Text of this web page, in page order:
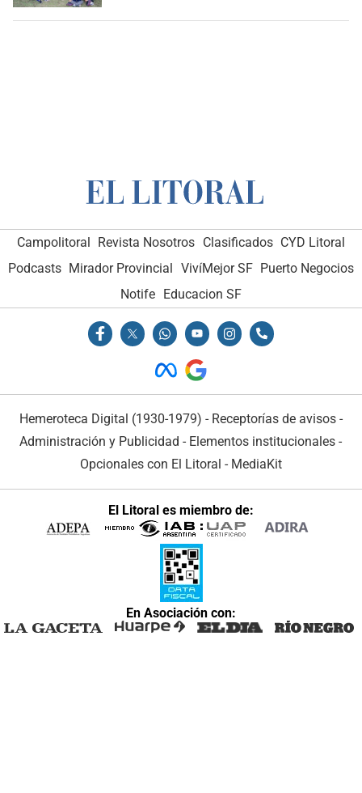
Campolitoral Revista Nosotros Clasificados CYD Litoral
Podcasts Mirador Provincial VivíMejor SF Puerto Negocios
Notife
Educacion SF
Hemeroteca Digital (1930-1979) - Receptorías de avisos -
Administración y Publicidad - Elementos institucionales -
Opcionales con El Litoral - MediaKit
El Litoral es miembro de:
En Asociación con: